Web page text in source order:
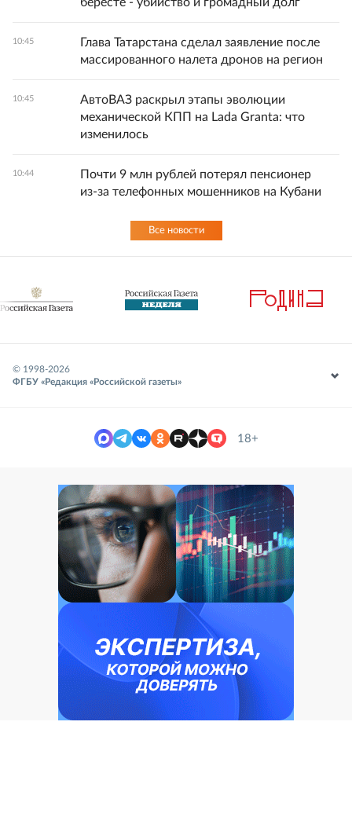
бересте - убийство и громадный долг
10:45
Глава Татарстана сделал заявление после
массированного налета дронов на регион
10:45
АвтоВАЗ раскрыл этапы эволюции
механической КПП на Lada Granta: что
изменилось
10:44
Почти 9 млн рублей потерял пенсионер
из‑за телефонных мошенников на Кубани
Все новости
© 1998-2026
ФГБУ «Редакция «Российской газеты»
18+